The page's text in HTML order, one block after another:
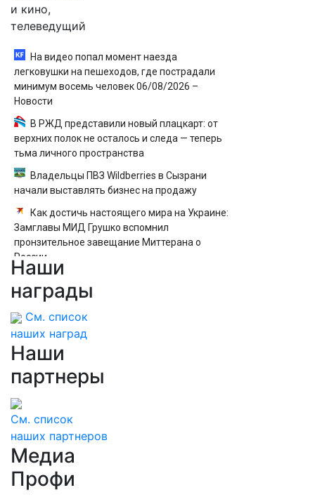
и кино,
телеведущий
На видео попал момент наезда
легковушки на пешеходов, где пострадали
минимум восемь человек 06/08/2026 –
Новости
В РЖД представили новый плацкарт: от
верхних полок не осталось и следа — теперь
тьма личного пространства
Владельцы ПВЗ Wildberries в Сызрани
начали выставлять бизнес на продажу
Как достичь настоящего мира на Украине:
Замглавы МИД Грушко вспомнил
пронзительное завещание Миттерана о
России
появлении моды на семью и детей у
Наши
награды
См. список
наших наград
Наши
партнеры
См. список
наших партнеров
Медиа
Профи